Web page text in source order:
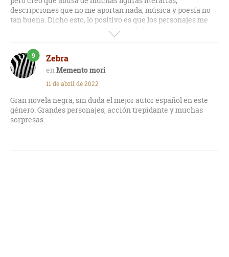
ha tenido el escritor de cerrar una primera parte de la
historia.
Muchísima pereza seguir con la trilogía.
No lo recomiendo.
descripciones que no me aportan nada, música y poesía no
tan buena. Dicho esto, lo positivo es que los personajes me
han gustado, que no me han sorprendido los giros pero sí
cómo los ha resuelto el autor, y que me ha dejado con ganas
de más. Es una novela entretenida.
Zebra
Memento mori
9
11 de abril de 2022
Gran novela negra, sin duda el mejor autor español en este
género. Grandes personajes, acción trepidante y muchas
sorpresas.